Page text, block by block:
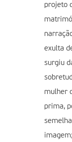
projeto
exulta
surgiu
mulher
prima,